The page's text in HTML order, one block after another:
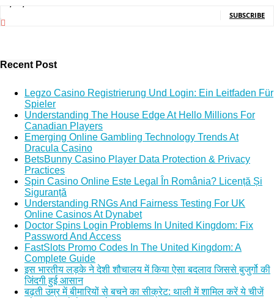
SUBSCRIBE
Recent Post
Legzo Casino Registrierung Und Login: Ein Leitfaden Für
Spieler
Understanding The House Edge At Hello Millions For
Canadian Players
Emerging Online Gambling Technology Trends At
Dracula Casino
BetsBunny Casino Player Data Protection & Privacy
Practices
Spin Casino Online Este Legal În România? Licență Și
Siguranță
Understanding RNGs And Fairness Testing For UK
Online Casinos At Dynabet
Doctor Spins Login Problems In United Kingdom: Fix
Password And Access
FastSlots Promo Codes In The United Kingdom: A
Complete Guide
इस भारतीय लड़के ने देशी शौचालय में किया ऐसा बदलाव जिससे बुजुर्गो की
जिंदगी हुई आसान
बढ़ती उम्र में बीमारियों से बचने का सीक्रेट: थाली में शामिल करें ये चीजें